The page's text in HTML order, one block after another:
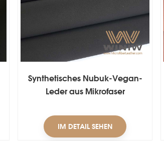
Synthetisches Nubuk-Vegan-
Leder aus Mikrofaser
IM DETAIL SEHEN